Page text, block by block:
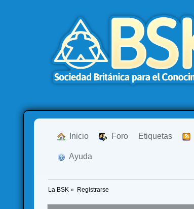
Inicio Foro Etiquetas
Ayuda
La BSK » Registrarse